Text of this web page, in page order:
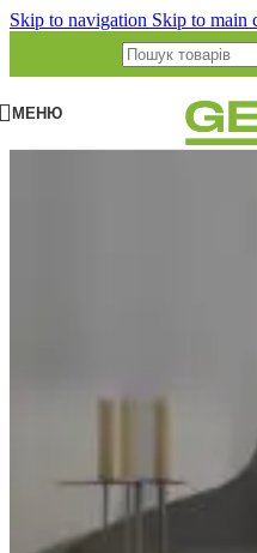
Skip to navigation Skip to main
МЕНЮ